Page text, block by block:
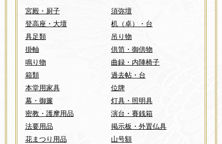
宮殿・厨子
須弥壇
登高座・大壇
机（卓）・台
具足類
吊り物
掛軸
供笥・御供物
鳴り物
曲録・内陣椅子
箱類
過去帖・台
本堂用家具
位牌
幕・御簾
灯具・照明具
密教・護摩用品
演台・賽銭箱
法要用品
掲示板・外置仏具
花まつり用品
山号額